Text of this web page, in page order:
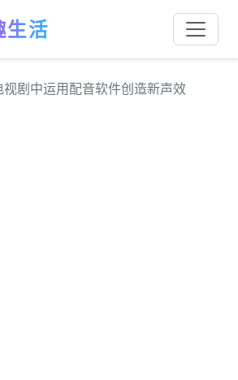
生活
视剧中运用配音软件创造新声效